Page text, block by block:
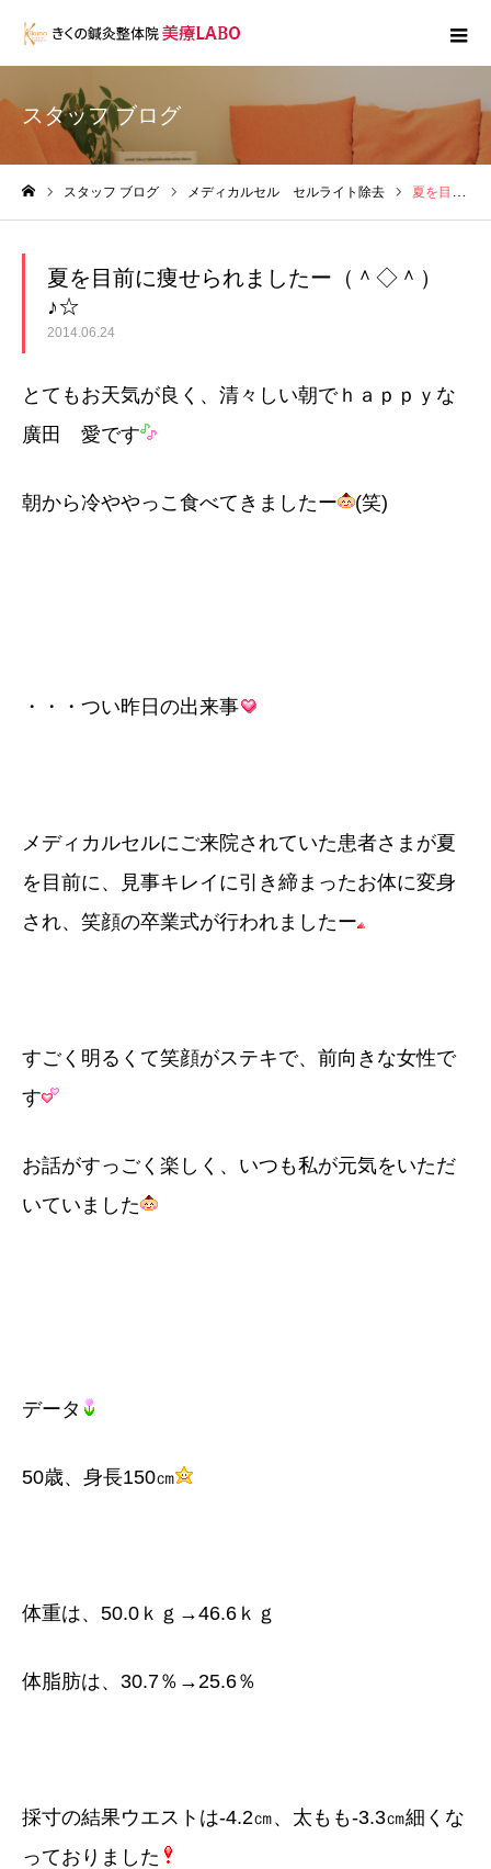
スタッフ ブログ
スタッフ ブログ メディカルセル セルライト除去 夏を目前に痩せられましたー（＾◇＾）♪☆
夏を目前に痩せられましたー（＾◇＾）
♪☆
2014.06.24
とてもお天気が良く、清々しい朝でｈａｐｐｙな
廣田 愛です
朝から冷ややっこ食べてきましたー (笑)
・・・つい昨日の出来事
メディカルセルにご来院されていた患者さまが夏
を目前に、見事キレイに引き締まったお体に変身
され、笑顔の卒業式が行われましたー
すごく明るくて笑顔がステキで、前向きな女性で
す
お話がすっごく楽しく、いつも私が元気をいただ
いていました
データ
50歳、身長150㎝
体重は、50.0ｋｇ→46.6ｋｇ
体脂肪は、30.7％→25.6％
採寸の結果ウエストは-4.2㎝、太もも-3.3㎝細くな
っておりました